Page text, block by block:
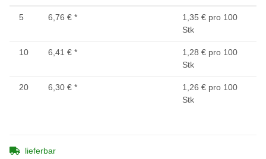
5 6,76 € *
1,35 € pro 100
Stk
10 6,41 € *
1,28 € pro 100
Stk
20 6,30 € *
1,26 € pro 100
Stk
lieferbar